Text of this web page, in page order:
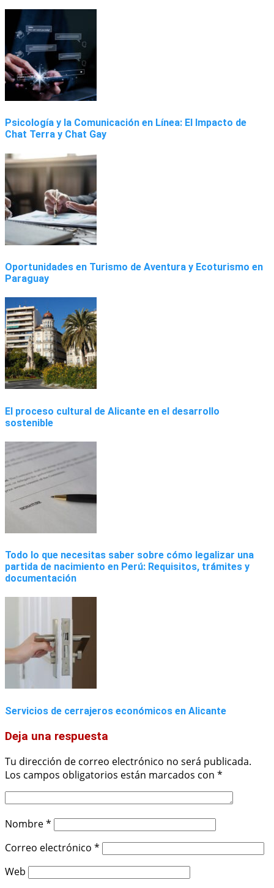
Psicología y la Comunicación en Línea: El Impacto de
Chat Terra y Chat Gay
Oportunidades en Turismo de Aventura y Ecoturismo en
Paraguay
El proceso cultural de Alicante en el desarrollo
sostenible
Todo lo que necesitas saber sobre cómo legalizar una
partida de nacimiento en Perú: Requisitos, trámites y
documentación
Servicios de cerrajeros económicos en Alicante
Deja una respuesta
Tu dirección de correo electrónico no será publicada.
Los campos obligatorios están marcados con *
Nombre*
Correo electrónico *
Web